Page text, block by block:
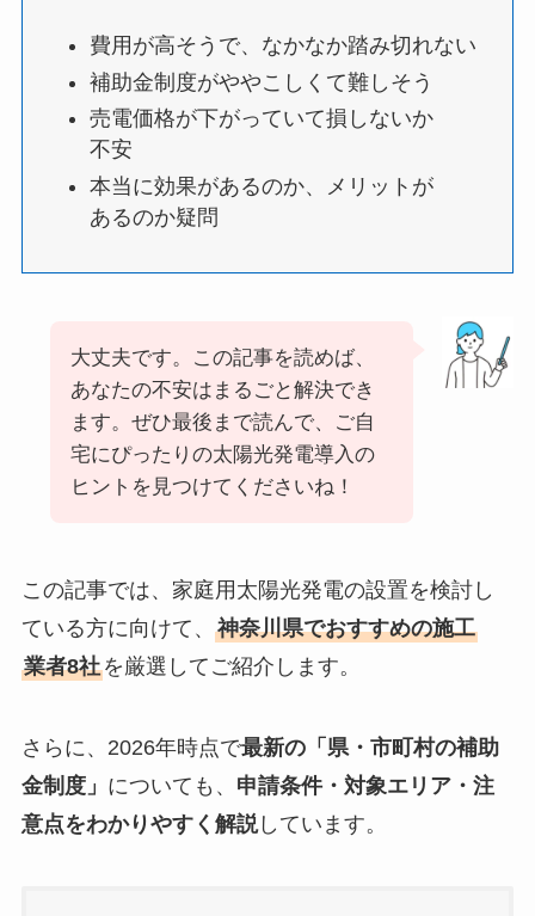
費用が高そうで、なかなか踏み切れない
補助金制度がややこしくて難しそう
売電価格が下がっていて損しないか
不安
本当に効果があるのか、メリットが
あるのか疑問
大丈夫です。この記事を読めば、
あなたの不安はまるごと解決でき
ます。ぜひ最後まで読んで、ご自
宅にぴったりの太陽光発電導入の
ヒントを見つけてくださいね！
この記事では、家庭用太陽光発電の設置を検討し
ている方に向けて、 神奈川県でおすすめの施工
業者8社を厳選してご紹介します。
さらに、2026年時点で最新の「県・市町村の補助
金制度」 についても、 申請条件・対象エリア・注
意点をわかりやすく解説しています。